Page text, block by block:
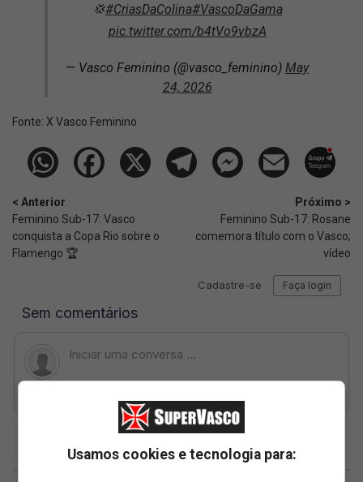
💢#CriasDaColina#VascoDaGama
pic.twitter.com/b4tVo9vbzA
— Vasco Feminino (@vasco_feminino) May
24, 2026
Fonte: X Vasco Feminino
< Anterior
Feminino Sub-17: Vasco
conquista a Copa Rio sobre o
Flamengo 🏆
Próximo >
Feminino Sub-17: Rosane
comemora título com o Vasco;
vídeo
Usamos cookies e tecnologia para: